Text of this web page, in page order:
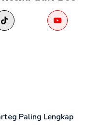
Paling Lengkap